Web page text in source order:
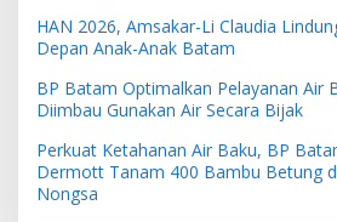
HAN 2026, Amsakar-Li Claudia
Depan Anak-Anak Batam
BP Batam Optimalkan Pelayanan Air
Diimbau Gunakan Air Secara Bijak
Perkuat Ketahanan Air Baku, BP
Dermott Tanam 400 Bambu Betung
Nongsa